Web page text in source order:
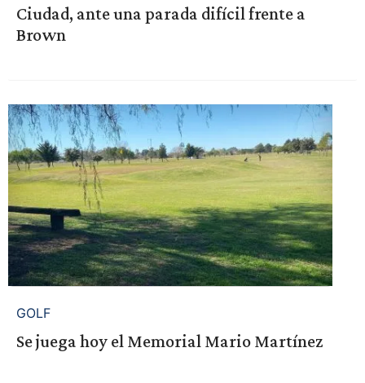
Ciudad, ante una parada difícil frente a
Brown
GOLF
Se juega hoy el Memorial Mario Martínez